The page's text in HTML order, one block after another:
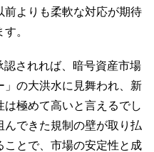
前よりも柔軟な対応が期待
。
されれば、暗号資産市場
」の大洪水に見舞われ、新
極めて高いと言えるでし
んできた規制の壁が取り払
ことで、市場の安定性と成